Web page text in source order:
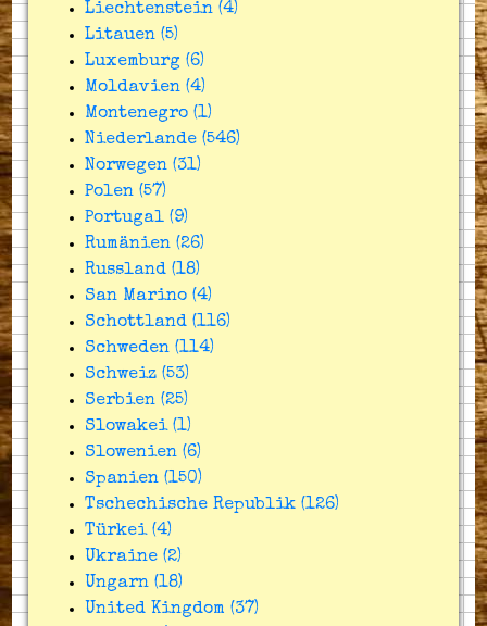
Liechtenstein (4)
Litauen (5)
Luxemburg (6)
Moldavien (4)
Montenegro (1)
Niederlande (546)
Norwegen (31)
Polen (57)
Portugal (9)
Rumänien (26)
Russland (18)
San Marino (4)
Schottland (116)
Schweden (114)
Schweiz (53)
Serbien (25)
Slowakei (1)
Slowenien (6)
Spanien (150)
Tschechische Republik (126)
Türkei (4)
Ukraine (2)
Ungarn (18)
United Kingdom (37)